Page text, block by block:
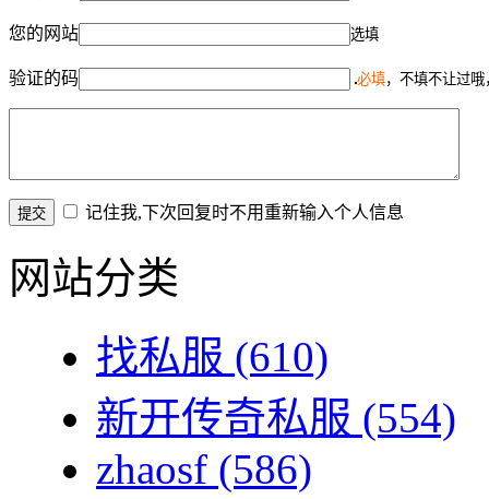
您的网站 选填
验证的码 必填，不填不让过
记住我,下次回复时不用重新输入个人信息
网站分类
找私服 (610)
新开传奇私服 (554)
zhaosf (586)